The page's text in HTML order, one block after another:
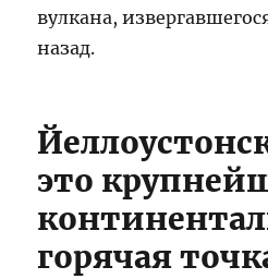
вулкана,
назад.
это
горячая